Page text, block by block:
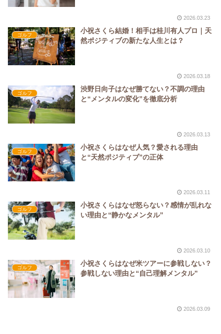
2026.03.23
ゴルフ
小祝さくら結婚！相手は桂川有人プロ｜天
然ポジティブの新たな人生とは？
2026.03.18
ゴルフ
渋野日向子はなぜ勝てない？不調の理由
と“メンタルの変化”を徹底分析
2026.03.13
ゴルフ
小祝さくらはなぜ人気？愛される理由
と“天然ポジティブ”の正体
2026.03.11
ゴルフ
小祝さくらはなぜ怒らない？感情が乱れな
い理由と“静かなメンタル”
2026.03.10
ゴルフ
小祝さくらはなぜ米ツアーに参戦しない？
参戦しない理由と“自己理解メンタル”
2026.03.09